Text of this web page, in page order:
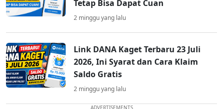
Tetap Bisa Dapat Cuan
2 minggu yang lalu
Link DANA Kaget Terbaru 23 Juli
2026, Ini Syarat dan Cara Klaim
Saldo Gratis
2 minggu yang lalu